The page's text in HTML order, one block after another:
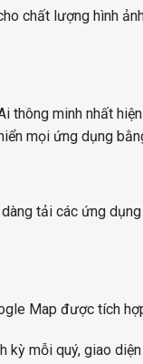
chất lượng hình
thông minh nhất
mọi ứng dụng
tải các ứng
Map được tích
mỗi quý, giao